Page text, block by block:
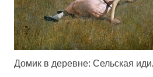
Домик в деревне: Сельская